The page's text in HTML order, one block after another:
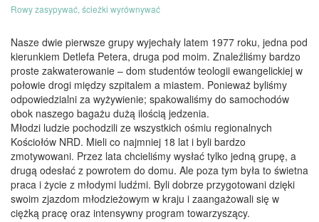
Rowy zasypywać, ścieżki wyrównywać
Nasze dwie pierwsze grupy wyjechały latem 1977 roku, jedna pod
kierunkiem Detlefa Petera, druga pod moim. Znaleźliśmy bardzo
proste zakwaterowanie – dom studentów teologii ewangelickiej w
połowie drogi między szpitalem a miastem. Ponieważ byliśmy
odpowiedzialni za wyżywienie; spakowaliśmy do samochodów
obok naszego bagażu dużą ilością jedzenia.
Młodzi ludzie pochodzili ze wszystkich ośmiu regionalnych
Kościołów NRD. Mieli co najmniej 18 lat i byli bardzo
zmotywowani. Przez lata chcieliśmy wysłać tylko jedną grupę, a
drugą odesłać z powrotem do domu. Ale poza tym była to świetna
praca i życie z młodymi ludźmi. Byli dobrze przygotowani dzięki
swoim zjazdom młodzieżowym w kraju i zaangażowali się w
ciężką pracę oraz intensywny program towarzyszący.